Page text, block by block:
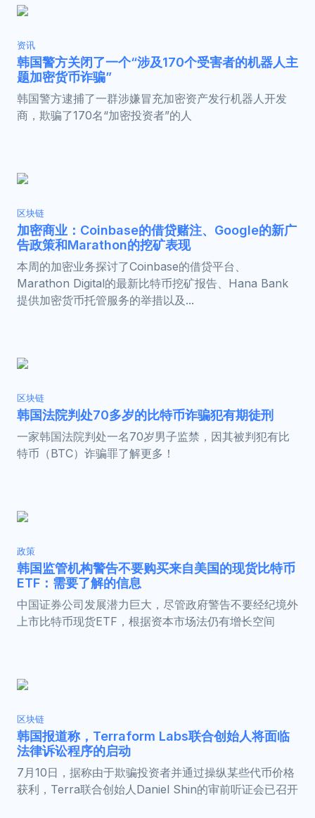
资讯
韩国警方关闭了一个“涉及170个受害者的机器人主
题加密货币诈骗”
韩国警方逮捕了一群涉嫌冒充加密资产发行机器人开发
商，欺骗了170名“加密投资者”的人
区块链
加密商业：Coinbase的借贷赌注、Google的新广
告政策和Marathon的挖矿表现
本周的加密业务探讨了Coinbase的借贷平台、
Marathon Digital的最新比特币挖矿报告、Hana Bank
提供加密货币托管服务的举措以及...
区块链
韩国法院判处70多岁的比特币诈骗犯有期徒刑
一家韩国法院判处一名70岁男子监禁，因其被判犯有比
特币（BTC）诈骗罪了解更多！
政策
韩国监管机构警告不要购买来自美国的现货比特币
ETF：需要了解的信息
中国证券公司发展潜力巨大，尽管政府警告不要经纪境外
上市比特币现货ETF，根据资本市场法仍有增长空间
区块链
韩国报道称，Terraform Labs联合创始人将面临
法律诉讼程序的启动
7月10日，据称由于欺骗投资者并通过操纵某些代币价格
获利，Terra联合创始人Daniel Shin的审前听证会已召开